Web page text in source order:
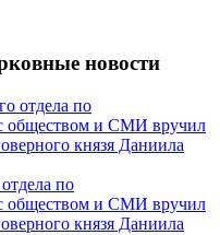
новости
по
обществом и СМИ вручил
князя Даниила